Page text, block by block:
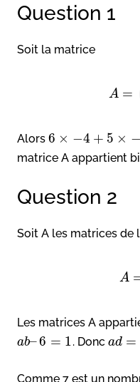
Question 1
Soit la matrice
A =
Alors 6 × −4 + 5 × −
matrice A appartient
Question 2
Soit A les matrices de
A
Les matrices A
ab–6 = 1. Donc ad =
Comme 7 est un